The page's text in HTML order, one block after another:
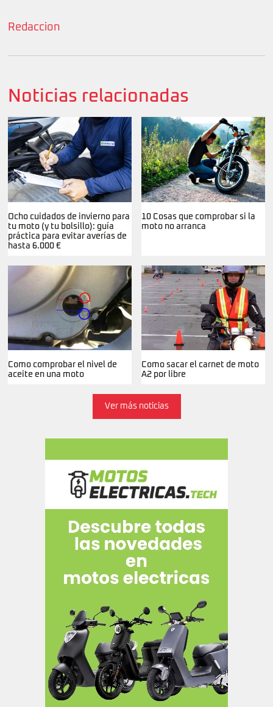
Redaccion
Noticias relacionadas
Ocho cuidados de invierno para
tu moto (y tu bolsillo): guía
práctica para evitar averías de
hasta 6.000 €
10 Cosas que comprobar si la
moto no arranca
Como comprobar el nivel de
aceite en una moto
Como sacar el carnet de moto
A2 por libre
Ver más noticias